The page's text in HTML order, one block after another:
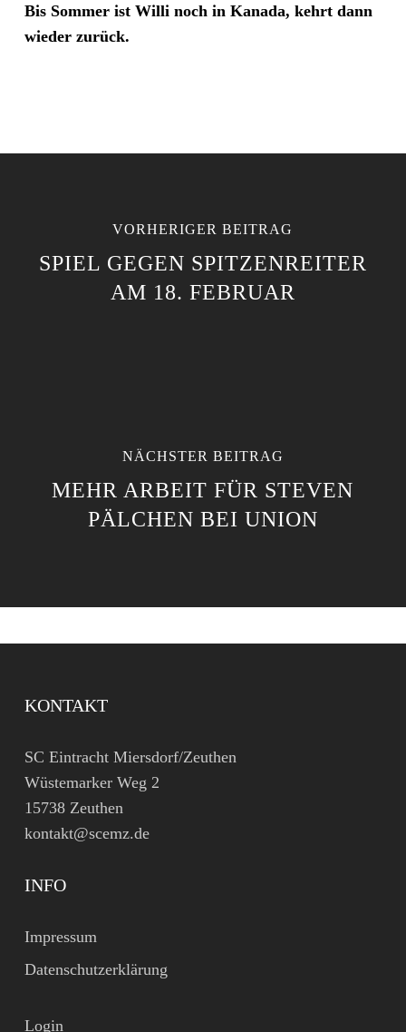
Bis Sommer ist Willi noch in Kanada, kehrt dann
wieder zurück.
VORHERIGER BEITRAG
SPIEL GEGEN SPITZENREITER
AM 18. FEBRUAR
NÄCHSTER BEITRAG
MEHR ARBEIT FÜR STEVEN
PÄLCHEN BEI UNION
KONTAKT
SC Eintracht Miersdorf/Zeuthen
Wüstemarker Weg 2
15738 Zeuthen
kontakt@scemz.de
INFO
Impressum
Datenschutzerklärung
Login